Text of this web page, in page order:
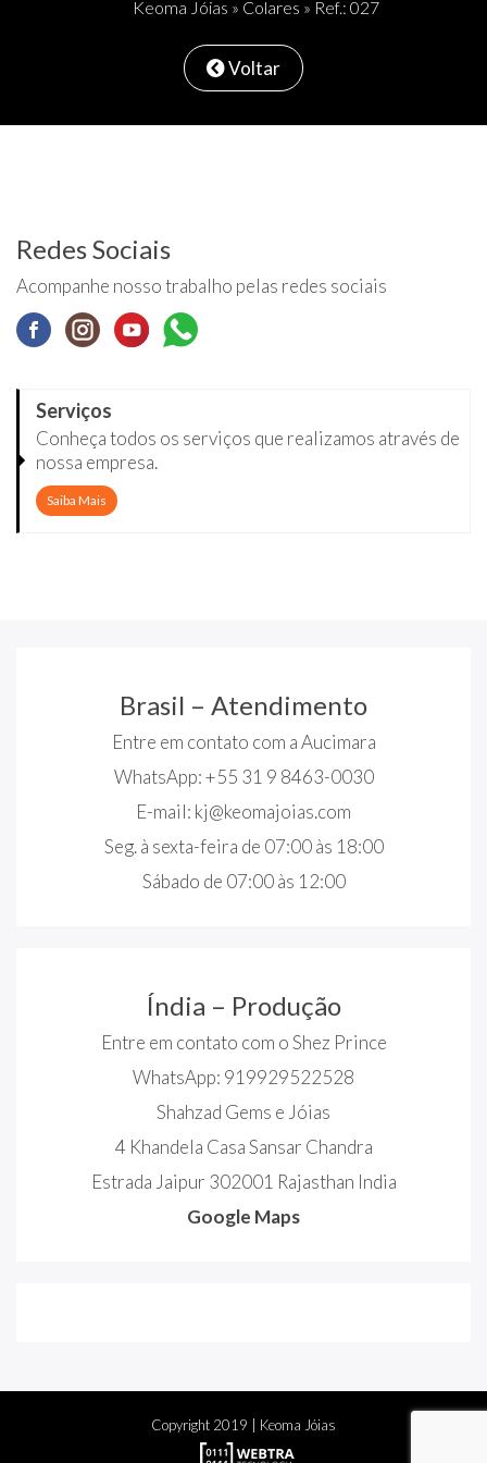
Keoma Jóias » Colares » Ref.: 027
Voltar
Redes Sociais
Acompanhe nosso trabalho pelas redes sociais
Serviços
Conheça todos os serviços que realizamos através de
nossa empresa.
Saiba Mais
Brasil – Atendimento
Entre em contato com a Aucimara
WhatsApp: +55 31 9 8463-0030
E-mail: kj@keomajoias.com
Seg. à sexta-feira de 07:00 às 18:00
Sábado de 07:00 às 12:00
Índia – Produção
Entre em contato com o Shez Prince
WhatsApp: 919929522528
Shahzad Gems e Jóias
4 Khandela Casa Sansar Chandra
Estrada Jaipur 302001 Rajasthan India
Google Maps
Copyright 2019 | Keoma Jóias